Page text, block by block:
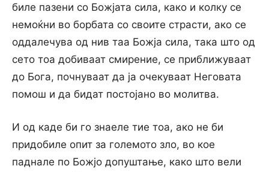
биле пазени со Божјата сила, како и колку се
немоќни во борбата со своите страсти, ако се
оддалечува од нив таа Божја сила, така што од
сето тоа добиваат смирение, се приближуваат
до Бога, почнуваат да ја очекуваат Неговата
помош и да бидат постојано во молитва.
И од каде би го знаеле тие тоа, ако не би
придобиле опит за големото зло, во кое
паднале по Божјо допуштање, како што вели